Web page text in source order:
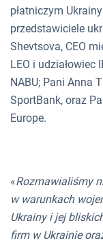
płatniczym
przedstawiciele
Shevtsova, CEO
LEO i udziałowiec
NABU; Pani Anna
SportBank, oraz
Europe.
«Rozmawialiśmy
w warunkach
Ukrainy i jej
firm w Ukrainie